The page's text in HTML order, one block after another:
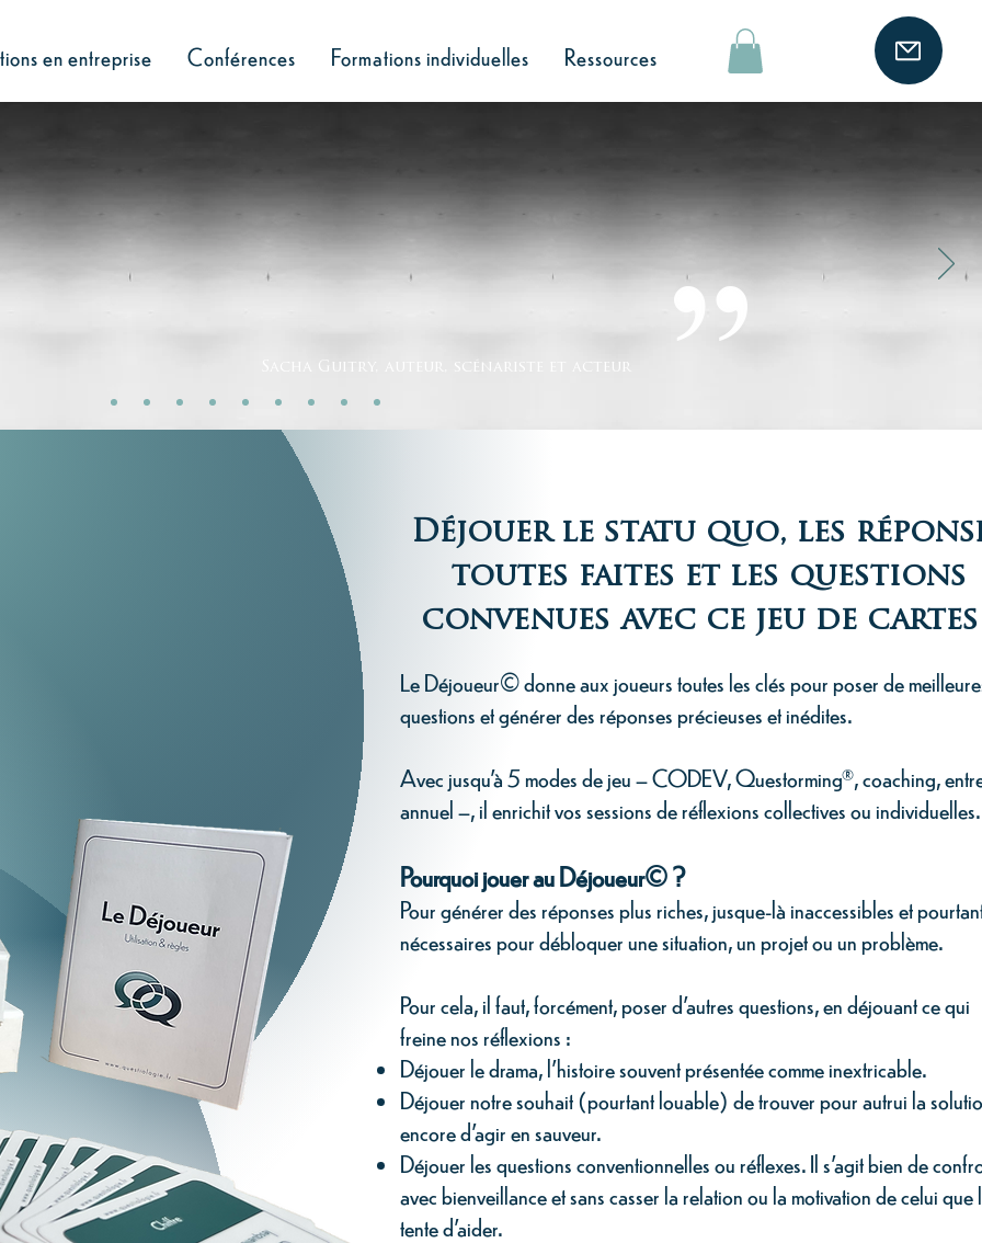
en entreprise Conférences Formations individuelles Ressources
jugez sur mes réponses ? Si vous croyez
vous juge pas sur vos questions !
Sacha Guitry, auteur, scénariste et acteur
Déjouer le statu quo, les
toutes faites et les questions
convenues avec ce jeu de
Le Déjoueur© donne aux joueurs toutes les clés pour poser de
questions et générer des réponses précieuses et inédites.
Avec jusqu'à 5 modes de jeu – CODEV, Questorming®, coaching,
annuel –, il enrichit vos sessions de réflexions collectives ou individuelles.
Pourquoi jouer au Déjoueur© ?
Pour générer des réponses plus riches, jusque-là inaccessibles et
nécessaires pour débloquer une situation, un projet ou un problème.
Pour cela, il faut, forcément, poser d’autres questions, en déjouant ce qui
freine nos réflexions :
Déjouer le drama, l’histoire souvent présentée comme inextricable.
Déjouer notre souhait (pourtant louable) de trouver pour autrui la
encore d’agir en sauveur.
Déjouer les questions conventionnelles ou réflexes. Il s’agit bien de
avec bienveillance et sans casser la relation ou la motivation de celui que
tente d’aider.